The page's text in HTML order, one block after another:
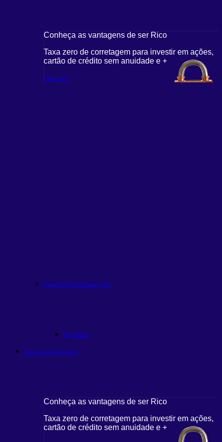
Conheça as vantagens de ser Rico
Taxa zero de corretagem para investir em ações,
cartão de crédito sem anuidade e +
Saiba mais
Carteira ETFs Globaisem alta
Alfa Global
Outras recomendações
Conheça as vantagens de ser Rico
Taxa zero de corretagem para investir em ações,
cartão de crédito sem anuidade e +